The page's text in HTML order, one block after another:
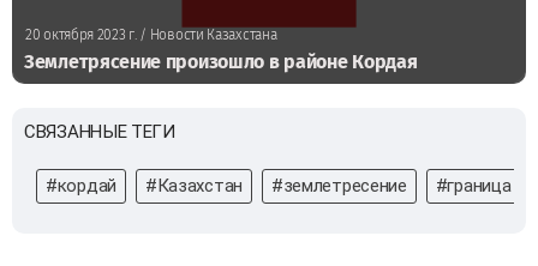
20 октября 2023 г./ Новости Казахстана
Землетрясение произошло в районе Кордая
СВЯЗАННЫЕ ТЕГИ
#кордай #Казахстан #землетресение #граница с